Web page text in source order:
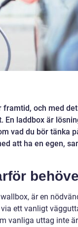
och med
laddbox är
vad du bör tänka
att ha en egen,
är en
ett vanligt
vanliga uttag inte